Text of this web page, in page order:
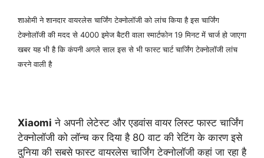
शाओमी ने शानदार वायरलेस चार्जिंग टेक्नोलॉजी को लांच किया है इस चार्जिंग
टेक्नोलॉजी की मदद से 4000 इमेज बैटरी वाला स्मार्टफोन 19 मिनट में चार्ज हो जाएगा
खबर यह भी है कि कंपनी अगले साल इस से भी फास्ट चार्ट चार्जिंग टेक्नोलॉजी लांच
करने वाली है
Xiaomi ने अपनी लेटेस्ट और एडवांस वायर लिस्ट फास्ट चार्जिंग
टेक्नोलॉजी को लॉन्च कर दिया है 80 वाट की रेटिंग के कारण इसे
दुनिया की सबसे फास्ट वायरलेस चार्जिंग टेक्नोलॉजी कहां जा रहा है